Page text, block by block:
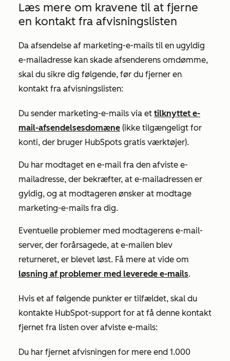
Læs mere om kravene til at fjerne
en kontakt fra afvisningslisten
Da afsendelse af marketing-e-mails til en ugyldig
e-mailadresse kan skade afsenderens omdømme,
skal du sikre dig følgende, før du fjerner en
kontakt fra afvisningslisten:
Du sender marketing-e-mails via et tilknyttet e-
mail-afsendelsesdomæne (ikke tilgængeligt for
konti, der bruger HubSpots gratis værktøjer).
Du har modtaget en e-mail fra den afviste e-
mailadresse, der bekræfter, at e-mailadressen er
gyldig, og at modtageren ønsker at modtage
marketing-e-mails fra dig.
Eventuelle problemer med modtagerens e-mail-
server, der forårsagede, at e-mailen blev
returneret, er blevet løst. Få mere at vide om
løsning af problemer med leverede e-mails.
Hvis et af følgende punkter er tilfældet, skal du
kontakte HubSpot-support for at få denne kontakt
fjernet fra listen over afviste e-mails:
Du har fjernet afvisningen for mere end 1.000